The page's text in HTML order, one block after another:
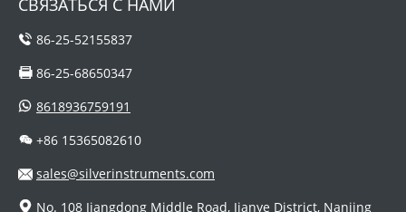
86-25-52155837
86-25-68650347
8618936759191
+86 15365082610
sales@silverinstruments.com
No. 108 Jiangdong Middle Road, Jianye District, Nanjing